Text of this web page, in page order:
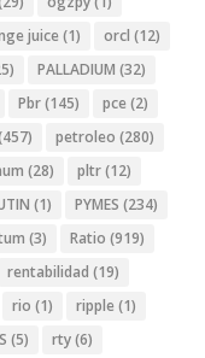
juice (1) orcl (12)
PALLADIUM (32)
Pbr(145) pce (2)
petroleo (280)
(28) pltr(12)
(1) PYMES (234)
(3) Ratio (919)
rentabilidad (19)
rio (1) ripple (1)
(5) rty(6)